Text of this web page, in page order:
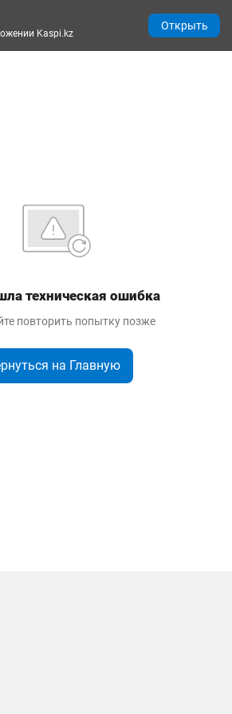
техническая ошибка
повторить попытку позже
на Главную
Kaspi.kz
Открыть